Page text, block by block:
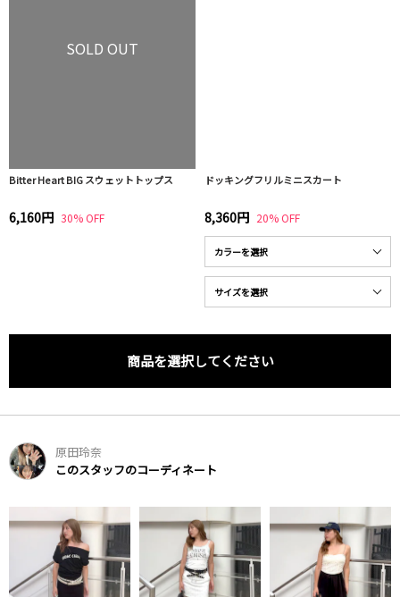
SOLD OUT
Bitter Heart BIG スウェットトップス
6,160円 30% OFF
ドッキングフリルミニスカート
8,360円 20% OFF
商品を選択してください
原田玲奈
このスタッフのコーディネート